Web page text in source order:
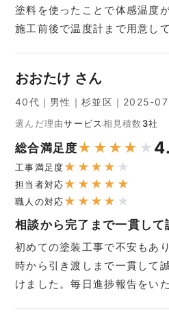
塗料を使ったことで体感温度
施工前後で温度計まで用意し
おおたけ さん
40代｜男性｜杉並区｜2025-
選んだ理由サービス 相見積数 3社
総合満足度★ ★ ★ ★ ★
工事満足度★ ★ ★ ★ ★
担当者対応★ ★ ★ ★ ★
職人の対応★ ★ ★ ★ ★
相談から完了まで一貫して
初めての塗装工事で不安もあ
時から引き渡しまで一貫して
けました。毎日進捗報告をい